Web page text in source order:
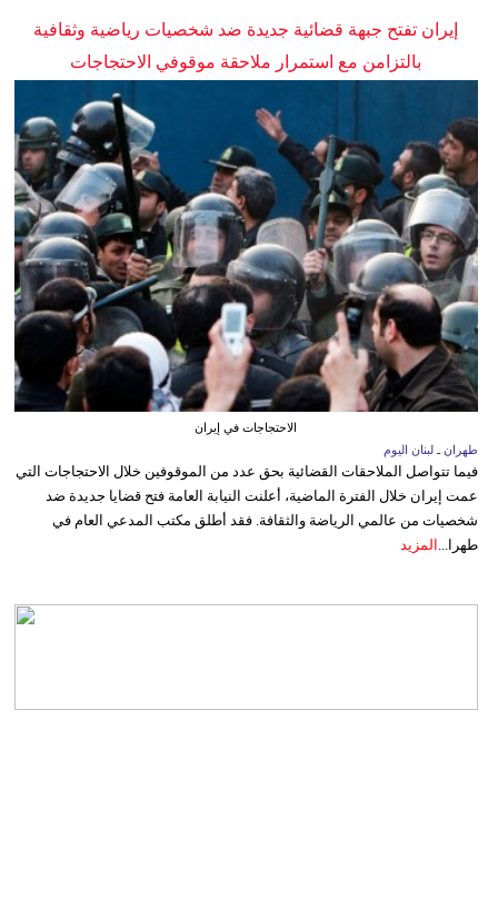
إيران تفتح جبهة قضائية جديدة ضد شخصيات رياضية وثقافية
بالتزامن مع استمرار ملاحقة موقوفي الاحتجاجات
الاحتجاجات في إيران
طهران ـ لبنان اليوم
فيما تتواصل الملاحقات القضائية بحق عدد من الموقوفين خلال الاحتجاجات التي
عمت إيران خلال الفترة الماضية، أعلنت النيابة العامة فتح قضايا جديدة ضد
شخصيات من عالمي الرياضة والثقافة. فقد أطلق مكتب المدعي العام في
طهرا... المزيد